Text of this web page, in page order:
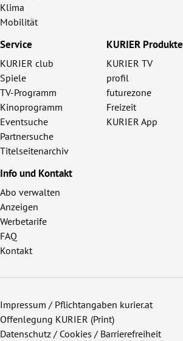
Klima
Mobilität
Service
KURIER club
Spiele
TV-Programm
Kinoprogramm
Eventsuche
Partnersuche
Titelseitenarchiv
KURIER Produkte
KURIER TV
profil
futurezone
Freizeit
KURIER App
Info und Kontakt
Abo verwalten
Anzeigen
Werbetarife
FAQ
Kontakt
Impressum / Pflichtangaben kurier.at
Offenlegung KURIER (Print)
Datenschutz / Cookies / Barrierefreiheit